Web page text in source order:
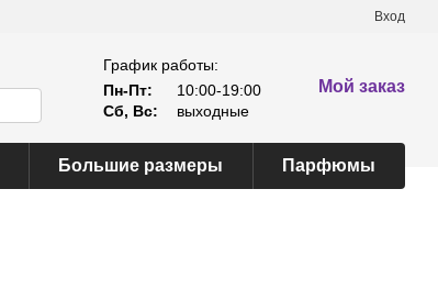
Вход
График работы:
Пн-Пт:
10:00-19:00
Сб, Вс:
выходные
Мой заказ
Большие размеры Парфюмы